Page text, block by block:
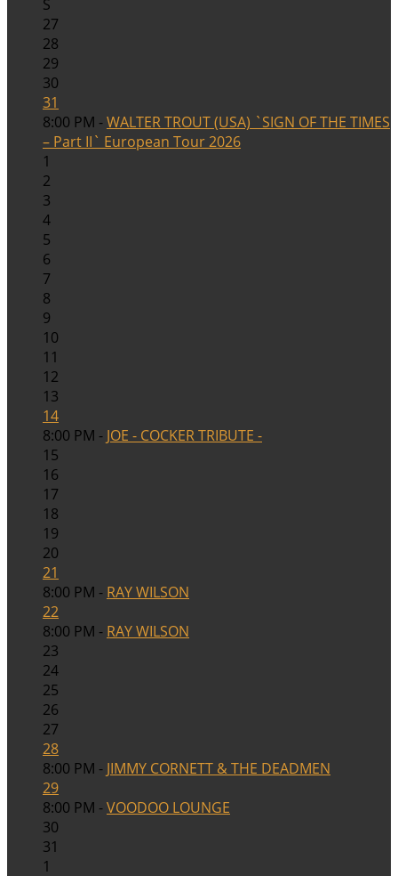
S
27
28
29
30
31
8:00 PM -WALTER TROUT (USA) `SIGN OF THE TIMES
– Part II` European Tour 2026
1
2
3
4
5
6
7
8
9
10
11
12
13
14
8:00 PM - JOE - COCKER TRIBUTE -
15
16
17
18
19
20
21
8:00 PM - RAY WILSON
22
8:00 PM - RAY WILSON
23
24
25
26
27
28
8:00 PM - JIMMY CORNETT & THE DEADMEN
29
8:00 PM -VOODOO LOUNGE
30
31
1